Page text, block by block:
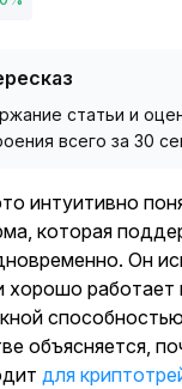
статьи и
всего за 30
интуитивно
которая
Он
хорошо работает
объясняется,
для